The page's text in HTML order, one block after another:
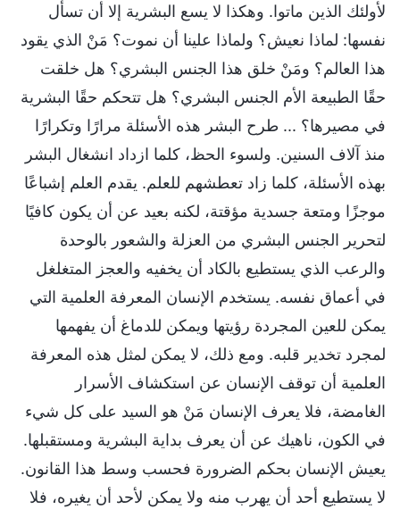
لأولئك الذين ماتوا. وهكذا لا يسع البشرية إلا أن تسأل
نفسها: لماذا نعيش؟ ولماذا علينا أن نموت؟ مَنْ الذي يقود
هذا العالم؟ ومَنْ خلق هذا الجنس البشري؟ هل خلقت
حقًا الطبيعة الأم الجنس البشري؟ هل تتحكم حقًا البشرية
في مصيرها؟ ... طرح البشر هذه الأسئلة مرارًا وتكرارًا
منذ آلاف السنين. ولسوء الحظ، كلما ازداد انشغال البشر
بهذه الأسئلة، كلما زاد تعطشهم للعلم. يقدم العلم إشباعًا
موجزًا ومتعة جسدية مؤقتة، لكنه بعيد عن أن يكون كافيًا
لتحرير الجنس البشري من العزلة والشعور بالوحدة
والرعب الذي يستطيع بالكاد أن يخفيه والعجز المتغلغل
في أعماق نفسه. يستخدم الإنسان المعرفة العلمية التي
يمكن للعين المجردة رؤيتها ويمكن للدماغ أن يفهمها
لمجرد تخدير قلبه. ومع ذلك، لا يمكن لمثل هذه المعرفة
العلمية أن توقف الإنسان عن استكشاف الأسرار
الغامضة، فلا يعرف الإنسان مَنْ هو السيد على كل شيء
في الكون، ناهيك عن أن يعرف بداية البشرية ومستقبلها.
يعيش الإنسان بحكم الضرورة فحسب وسط هذا القانون.
لا يستطيع أحد أن يهرب منه ولا يمكن لأحد أن يغيره، فلا